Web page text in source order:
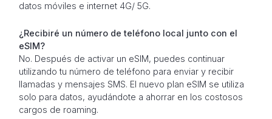
datos móviles e internet 4G/ 5G.
¿Recibiré un número de teléfono local junto con el
eSIM?
No. Después de activar un eSIM, puedes continuar
utilizando tu número de teléfono para enviar y recibir
llamadas y mensajes SMS. El nuevo plan eSIM se utiliza
solo para datos, ayudándote a ahorrar en los costosos
cargos de roaming.